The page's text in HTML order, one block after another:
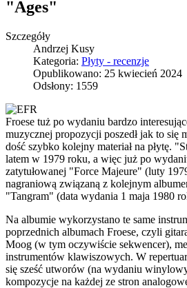
"Ages"
Szczegóły
Andrzej Kusy
Kategoria: Płyty - recenzje
Opublikowano: 25 kwiecień 2024
Odsłony: 1559
Froese tuż po wydaniu bardzo
muzycznej propozycji poszedł jak to się
dość szybko kolejny materiał na płytę.
latem w 1979 roku, a więc już po
zatytułowanej "Force Majeure" (luty
nagraniową związaną z kolejnym
"Tangram" (data wydania 1 maja 1980
Na albumie wykorzystano te same
poprzednich albumach Froese, czyli
Moog (w tym oczywiście sekwencer),
instrumentów klawiszowych. W
się sześć utworów (na wydaniu
kompozycje na każdej ze stron